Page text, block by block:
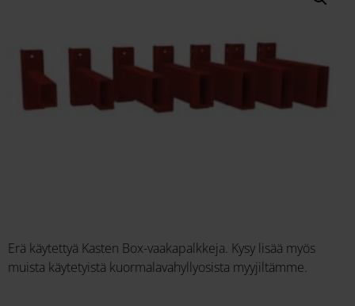
Erä käytettyä Kasten Box-vaakapalkkeja. Kysy lisää myös
muista käytetyistä kuormalavahyllyosista myyjiltämme.